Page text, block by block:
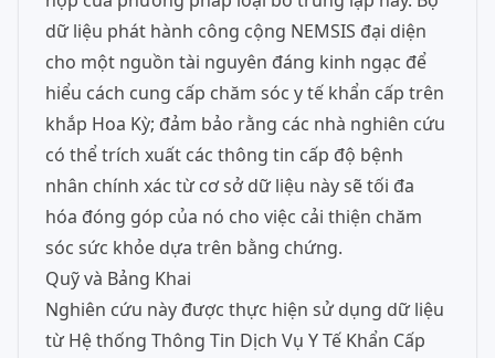
dữ liệu phát hành công cộng NEMSIS đại diện
cho một nguồn tài nguyên đáng kinh ngạc để
hiểu cách cung cấp chăm sóc y tế khẩn cấp trên
khắp Hoa Kỳ; đảm bảo rằng các nhà nghiên cứu
có thể trích xuất các thông tin cấp độ bệnh
nhân chính xác từ cơ sở dữ liệu này sẽ tối đa
hóa đóng góp của nó cho việc cải thiện chăm
sóc sức khỏe dựa trên bằng chứng.
Quỹ và Bảng Khai
Nghiên cứu này được thực hiện sử dụng dữ liệu
từ Hệ thống Thông Tin Dịch Vụ Y Tế Khẩn Cấp